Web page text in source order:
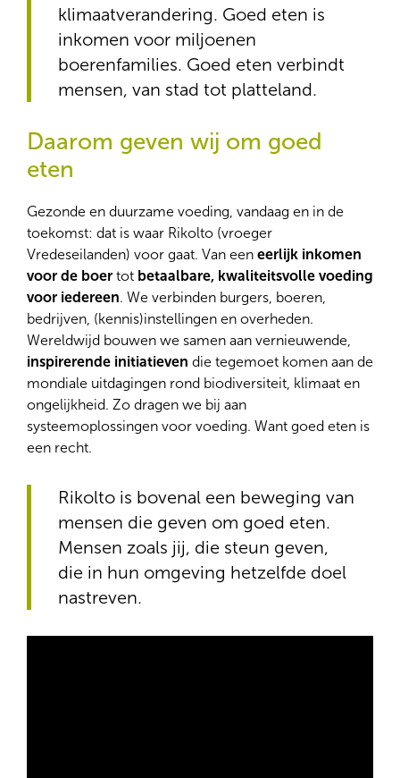
klimaatverandering. Goed eten is
inkomen voor miljoenen
boerenfamilies. Goed eten verbindt
mensen, van stad tot platteland.
Daarom geven wij om goed
eten
Gezonde en duurzame voeding, vandaag en in de
toekomst: dat is waar Rikolto (vroeger
Vredeseilanden) voor gaat. Van een eerlijk inkomen
voor de boer tot betaalbare, kwaliteitsvolle voeding
voor iedereen. We verbinden burgers, boeren,
bedrijven, (kennis)instellingen en overheden.
Wereldwijd bouwen we samen aan vernieuwende,
inspirerende initiatieven die tegemoet komen aan de
mondiale uitdagingen rond biodiversiteit, klimaat en
ongelijkheid. Zo dragen we bij aan
systeemoplossingen voor voeding. Want goed eten is
een recht.
Rikolto is bovenal een beweging van
mensen die geven om goed eten.
Mensen zoals jij, die steun geven,
die in hun omgeving hetzelfde doel
nastreven.